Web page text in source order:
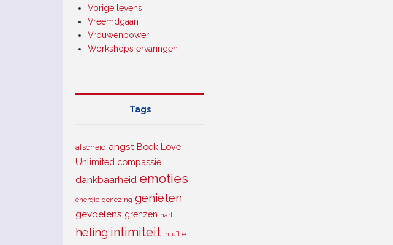
Vorige levens
Vreemdgaan
Vrouwenpower
Workshops ervaringen
Tags
afscheid angst Boek Love
Unlimited compassie
dankbaarheid emoties
energie genezing genieten
gevoelens grenzen hart
heling intimiteit intuïtie